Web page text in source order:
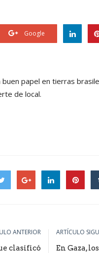
Google
papel en tierras
de local.
ANTERIOR
clasificó
ARTÍCULO
En Gaza,